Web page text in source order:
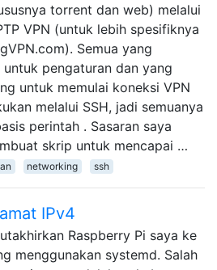
torrent dan web) melalui
VPN (untuk lebih spesifiknya
Semua yang
pengaturan dan yang
untuk memulai koneksi VPN
melalui SSH, jadi semuanya
perintah . Sasaran saya
skrip untuk mencapai …
networking ssh
IPv4
Raspberry Pi saya ke
menggunakan systemd. Salah